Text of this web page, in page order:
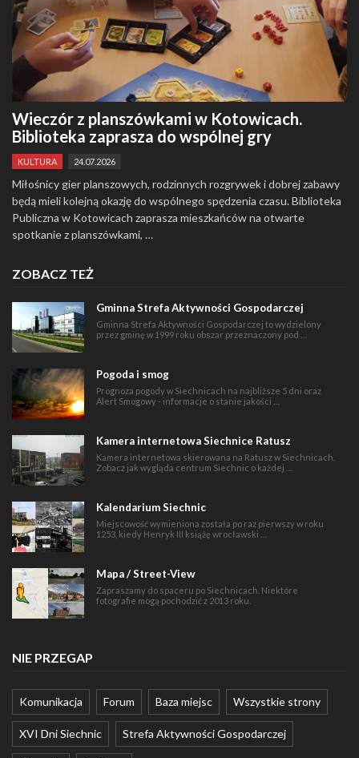
Wieczór z planszówkami w Kotowicach.
Biblioteka zaprasza do wspólnej gry
KULTURA 24.07.2026
Miłośnicy gier planszowych, rodzinnych rozgrywek i dobrej zabawy
będą mieli kolejną okazję do wspólnego spędzenia czasu. Biblioteka
Publiczna w Kotowicach zaprasza mieszkańców na otwarte
spotkanie z planszówkami, …
ZOBACZ TEŻ
Gminna Strefa Aktywności Gospodarczej
Gminna Strefa Aktywności Gospodarczej to wydzielony
przez gminę w 1999 roku obszar przeznaczony pod …
Pogoda i smog
Prognoza pogody w Siechnicach na najbliższe 5 dni oraz
Alert Smogowy - informacje o stanie jakości …
Kamera internetowa Siechnice Ratusz
Kamera internetowa skierowana na Ratusz w Siechnicach.
Zobacz jak wygląda centrum Siechnic o każdej …
Kalendarium Siechnic
Miejscowość wymieniona została po raz pierwszy w roku
1253, kiedy Henryk III książę wrocławski …
Mapa / Street-View
Zapraszamy do spaceru po Siechnicach. Niektóre
fotografie mogą pochodzić z 2013 roku.
NIE PRZEGAP
Komunikacja Forum Baza miejsc Wszystkie strony
XVI Dni Siechnic Strefa Aktywności Gospodarczej